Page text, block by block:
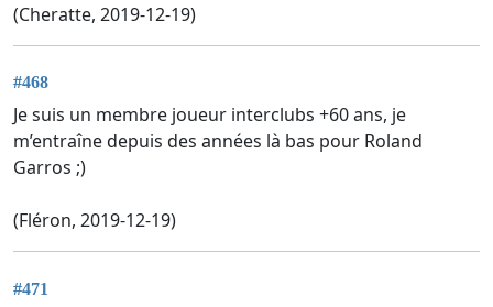
(Cheratte, 2019-12-19)
#468
Je suis un membre joueur interclubs +60 ans, je
m’entraîne depuis des années là bas pour Roland
Garros ;)
(Fléron, 2019-12-19)
#471